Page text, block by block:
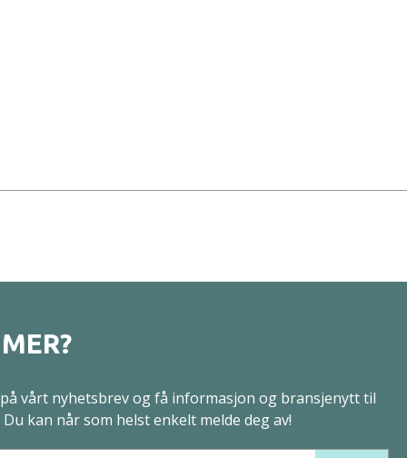
vårt nyhetsbrev og få informasjon og bransjenytt til
kan når som helst enkelt melde deg av!